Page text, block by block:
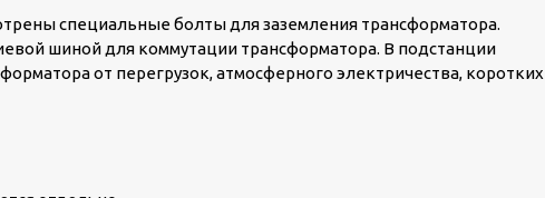
специальные болты для заземления трансформатора.
шиной для коммутации трансформатора. В подстанции
от перегрузок, атмосферного электричества, коротких